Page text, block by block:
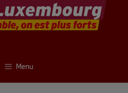
Menu